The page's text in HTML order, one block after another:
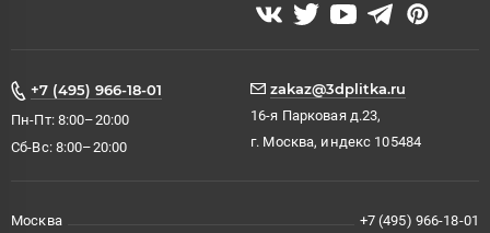
+7 (495) 966-18-01
Пн-Пт: 8:00–20:00
Сб-Вс: 8:00–20:00
zakaz@3dplitka.ru
16-я Парковая д.23,
г. Москва, индекс 105484
Москва
+7 (495) 966-18-01